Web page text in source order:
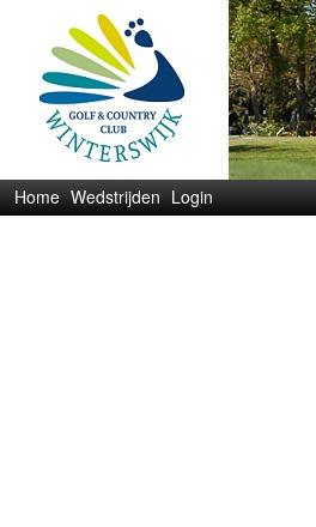
Home Wedstrijden Login